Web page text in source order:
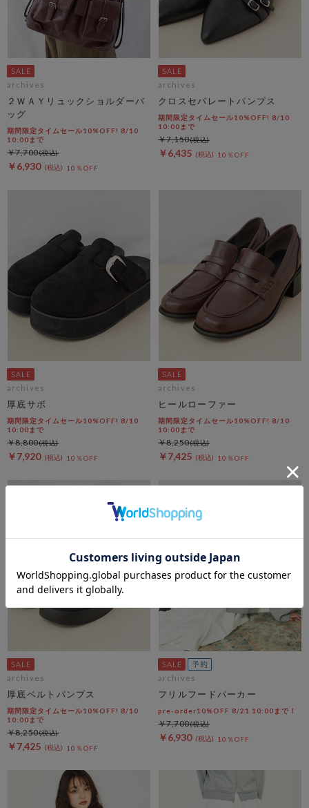
archives
２ＷＡＹリュックショルダーバ
ッグ
期間限定タイムセール10%OFF! 8/10
10:00まで
￥6,930 10％OFF
￥7,700
archives
クロスセパレートパンプス
期間限定タイムセール10%OFF! 8/10
10:00まで
￥6,435 10％OFF
￥7,150
archives
厚底サボ
期間限定タイムセール10%OFF! 8/10
10:00まで
￥7,920 10％OFF
￥8,800
archives
ヒールローファー
期間限定タイムセール10%OFF! 8/10
10:00まで
￥7,425 10％OFF
￥8,250
archives
厚底ベルトパンプス
期間限定タイムセール10%OFF! 8/10
10:00まで
￥7,425 10％OFF
￥8,250
archives
フリルフードパーカー
pre-order10%OFF 8/21 10:00まで！
￥6,930 10％OFF
￥7,700